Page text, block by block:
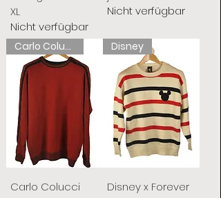
XL
Nicht verfügbar
Nicht verfügbar
Carlo Colucci
Carlo Colucci
Disney
Disney x Forever